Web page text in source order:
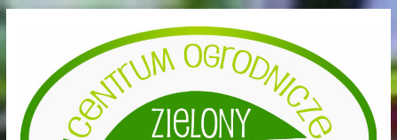
Przejdź
treści